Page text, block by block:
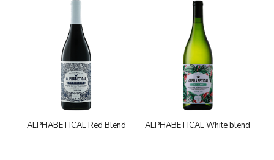
ALPHABETICAL Red Blend ALPHABETICAL White blend